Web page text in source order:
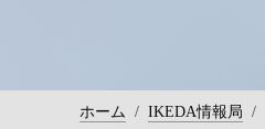
ホーム / IKEDA情報局 /